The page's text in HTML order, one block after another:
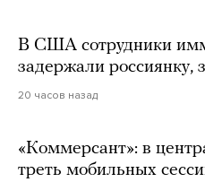
В США сотрудники
задержали
20 часов назад
«Коммерсант»: в
треть мобильных